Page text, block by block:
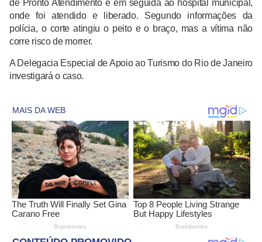
de Pronto Atendimento e em seguida ao hospital municipal,
onde foi atendido e liberado. Segundo informações da
polícia, o corte atingiu o peito e o braço, mas a vítima não
corre risco de morrer.
A Delegacia Especial de Apoio ao Turismo do Rio de Janeiro
investigará o caso.